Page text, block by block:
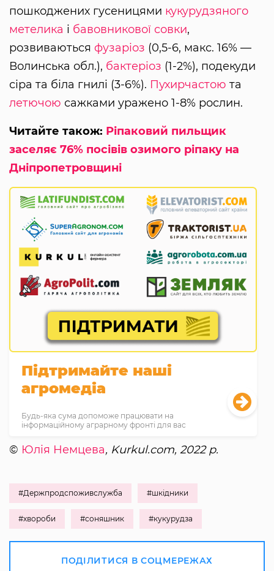
пошкоджених гусеницями кукурудзяного
метелика і бавовникової совки,
розвиваються фузаріоз (0,5-6, макс. 16% —
Волинська обл.), бактеріоз (1-2%), подекуди
сіра та біла гнилі (3-6%). Пухирчастою та
летючою сажками уражено 1-8% рослин.
Читайте також: Ріпаковий пильщик
заселяє 76% посівів озимого ріпаку на
Дніпропетровщині
Підтримайте наші
агромедіа
Будь-яка сума допоможе працювати на
інформаційному аграрному фронті для вас
© Юлія Немцева, Kurkul.com, 2022 р.
#Держпродспоживслужба #шкідники
#хвороби #соняшник #кукурудза
ПОДІЛИТИСЯ В СОЦМЕРЕЖАХ